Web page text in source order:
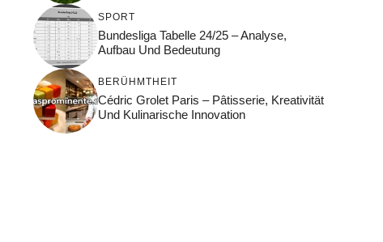
SPORT
Bundesliga Tabelle 24/25 – Analyse,
Aufbau Und Bedeutung
BERÜHMTHEIT
Cédric Grolet Paris – Pâtisserie, Kreativität
Und Kulinarische Innovation